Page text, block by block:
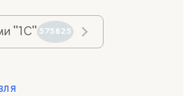
"1С" 575825